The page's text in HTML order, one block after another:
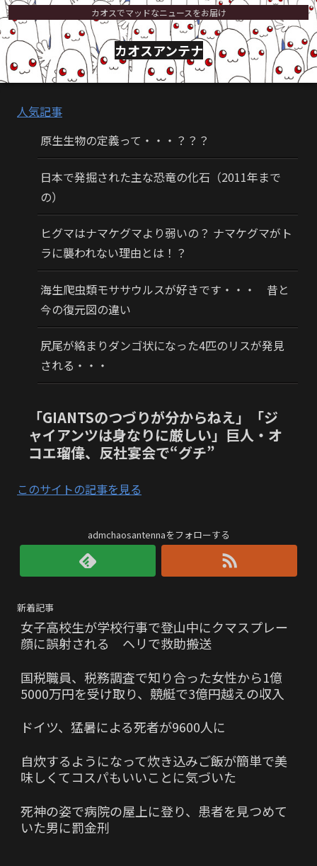
カオスでマッドなニュースをお届け
カオスアンテナ
人気記事
原生生物の定義って・・・？？？
日本で発掘された主な恐竜の化石（2011年まで
の）
ヒグマはナマケグマより弱いの？ ナマケグマがト
ラに襲われない理由とは！？
海生爬虫類モササウルスが好きです・・・ 昔と
今の復元図の違い
尻尾が絡まりダンゴ状になった4匹のリスが発見
される・・・
「GIANTSのつづりが分からねえ」「ジ
ャイアンツは身なりに厳しい」巨人・オ
コエ瑠偉、反社宴会で“グチ”
このサイトの記事を見る
admchaosantennaをフォローする
新着記事
女子高校生が学校行事で登山中にクマスプレー
顔に誤射される ヘリで救助搬送
国税職員、税務調査で知り合った女性から1億
5000万円を受け取り、競艇で3億円越えの収入
ドイツ、猛暑による死者が9600人に
自炊するようになって炊き込みご飯が簡単で美
味しくてコスパもいいことに気づいた
死神の姿で病院の屋上に登り、患者を見つめて
いた男に罰金刑